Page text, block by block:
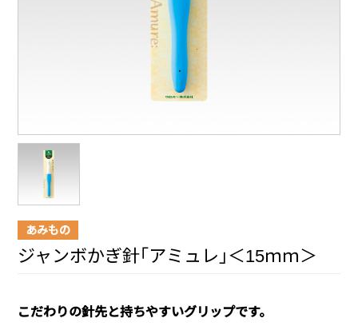
あみもの
ジャンボかぎ針｢アミュレ｣＜15ｍｍ＞
こだわりの針先と持ちやすいグリップです。